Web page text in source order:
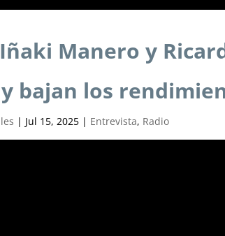
Manero y
bajan los
| Jul 15, 2025 | Entrevista, Radio